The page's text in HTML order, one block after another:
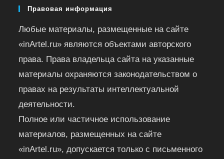
Правовая информация
Любые материалы, размещенные на сайте
«inArtel.ru» являются объектами авторского
права. Права владельца сайта на указанные
материалы охраняются законодательством о
правах на результаты интеллектуальной
деятельности.
Полное или частичное использование
материалов, размещенных на сайте
«inArtel.ru», допускается только с письменного